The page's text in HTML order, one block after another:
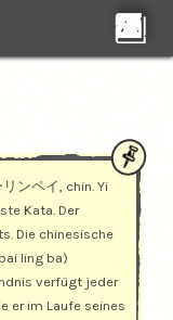
ンペイ, chin. Yi
Kata. Der
Die chinesische
ling ba)
verfügt jeder
er im Laufe seines